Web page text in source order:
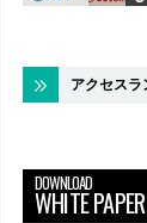
アクセスラ
DOWNLOAD
WHITE